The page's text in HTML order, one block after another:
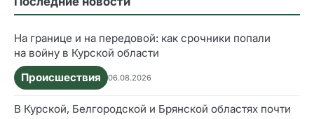
На границе и на передовой: как срочники попали
на войну в Курской области
Происшествия
06.08.2026
В Курской, Белгородской и Брянской областях почти